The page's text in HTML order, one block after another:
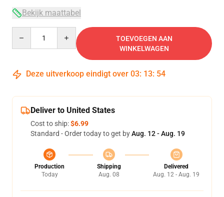
Bekijk maattabel
TOEVOEGEN AAN
WINKELWAGEN
Deze uitverkoop eindigt over 03: 13: 54
Deliver to United States
Cost to ship:$6.99
Standard - Order today to get byAug. 12 - Aug. 19
Production
Today
Shipping
Aug. 08
Delivered
Aug. 12 - Aug. 19